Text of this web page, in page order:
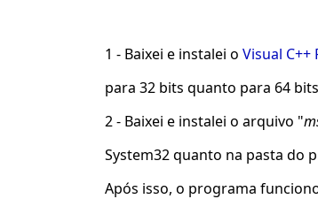
1 - Baixei e instalei o Visual
para 32 bits quanto para 64
2 - Baixei e instalei o arquivo "
System32 quanto na pasta do
Após isso, o programa